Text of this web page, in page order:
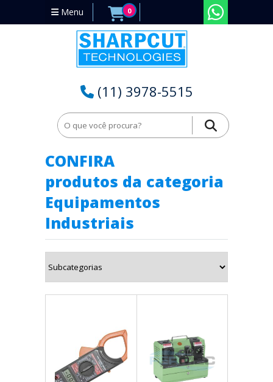
Menu 0
(11) 3978-5515
Equipamentos Industriais no Paraná - PR
CONFIRA
produtos da categoria
Equipamentos
Industriais